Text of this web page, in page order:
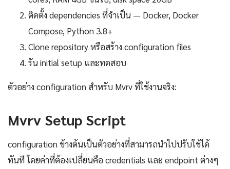
ติดตั้ง dependencies ที่จำเป็น — Docker, Docker
Compose, Python 3.8+
Clone repository หรือสร้าง configuration files
รัน initial setup และทดสอบ
ตัวอย่าง configuration สำหรับ Mvrv ที่ใช้งานจริง:
Mvrv Setup Script
configuration ข้างต้นเป็นตัวอย่างที่สามารถนำไปปรับใช้ได้
ทันที โดยค่าที่ต้องเปลี่ยนคือ credentials และ endpoint ต่างๆ